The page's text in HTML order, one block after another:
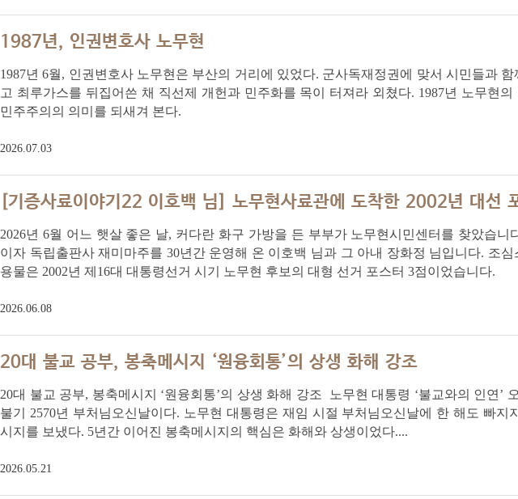
1987년, 인권변호사 노무현
1987년 6월, 인권변호사 노무현은 부산의 거리에 있었다. 군사독재정권에 맞서 시민들과
고 최루가스를 뒤집어쓴 채 직선제 개헌과 민주화를 목이 터져라 외쳤다. 1987년 노무현의
민주주의의 의미를 되새겨 본다.
2026.07.03
[기증사료이야기22 이호백 님] 노무현사료관에 도착한 2002년 대선
2026년 6월 어느 햇살 좋은 날, 커다란 화구 가방을 든 부부가 노무현시민센터를 찾았습니
이자 독립출판사 재미마주를 30년간 운영해 온 이호백 님과 그 아내 장화정 님입니다. 조심
용물은 2002년 제16대 대통령선거 시기 노무현 후보의 대형 선거 포스터 3점이었습니다.
2026.06.08
20대 불교 공부, 봉축메시지 ‘원융회통’의 상생 화해 강조
20대 불교 공부, 봉축메시지 ‘원융회통’의 상생 화해 강조 노무현 대통령 ‘불교와의 인연’
불기 2570년 부처님오신날이다. 노무현 대통령은 재임 시절 부처님오신날에 한 해도 빠지
시지를 보냈다. 5년간 이어진 봉축메시지의 핵심은 화해와 상생이었다....
2026.05.21